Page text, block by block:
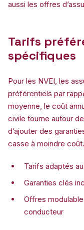
aussi les offres
Tarifs
spécifiques
Pour les NVEI, les
préférentiels par
moyenne, le coût
civile tourne autour
d’ajouter des
casse à moindre coût.
Tarifs adaptés
Garanties clés
Offres
conducteur